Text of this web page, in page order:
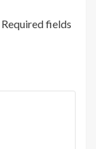
Required fields